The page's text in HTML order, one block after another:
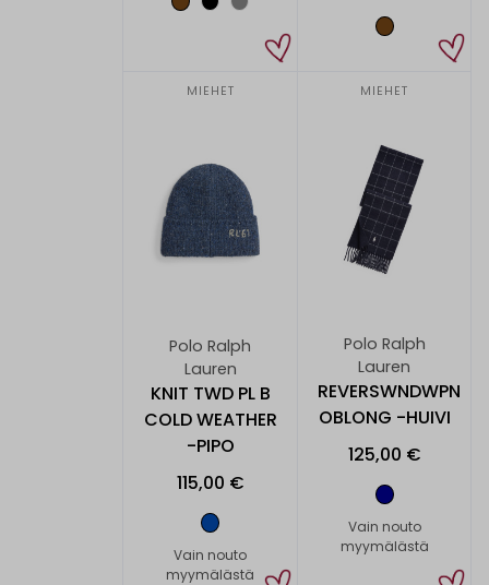
MIEHET
Polo Ralph
Lauren
KNIT TWD PL B
COLD WEATHER
-PIPO
115,00 €
Vain nouto
myymälästä
MIEHET
Polo Ralph
Lauren
REVERSWNDWPN
OBLONG -HUIVI
125,00 €
Vain nouto
myymälästä